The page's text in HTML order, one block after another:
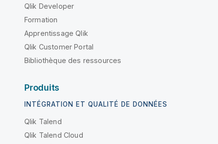
Qlik Developer
Formation
Apprentissage Qlik
Qlik Customer Portal
Bibliothèque des ressources
Produits
INTÉGRATION ET QUALITÉ DE DONNÉES
Qlik Talend
Qlik Talend Cloud